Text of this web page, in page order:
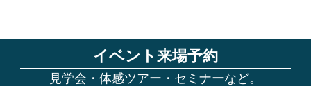
イベント来場予約
見学会・体感ツアー・セミナーなど。